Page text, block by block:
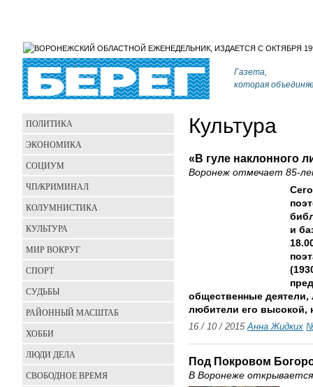
Газета,
которая
Культура
«В гуле наклонного
Воронеж отмечает 85-
и
общественные
любители его высокой,
16 / 10 / 2015Анна Жидких №
Под Покровом
В Воронеже
ПОЛИТИКА
ЭКОНОМИКА
СОЦИУМ
ЧП/КРИМИНАЛ
КОЛУМНИСТИКА
КУЛЬТУРА
МИР ВОКРУГ
СПОРТ
СУДЬБЫ
РАЙОННЫЙ МАСШТАБ
ХОББИ
ЛЮДИ ДЕЛА
СВОБОДНОЕ ВРЕМЯ